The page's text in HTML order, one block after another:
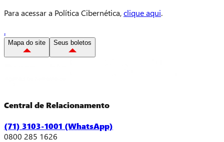
Para acessar a Política Cibernética,clique aqui.
.
Mapa do site Seus boletos
Central de Relacionamento
(71) 3103-1001 (WhatsApp)
0800 285 1626